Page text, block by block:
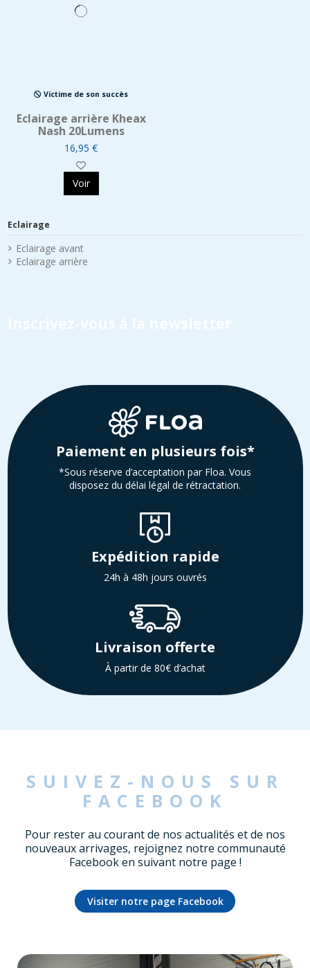
Victime de son succès
Eclairage arrière Kheax
Nash 20Lumens
16,95 €
Voir
Eclairage
Eclairage avant
Eclairage arrière
Inscrivez-vous à la newsletter
Paiement en plusieurs fois*
*Sous réserve d’acceptation par Floa. Vous
disposez du délai légal de rétractation.
Expédition rapide
24h à 48h jours ouvrés
Livraison offerte
À partir de 80€ d’achat
SUIVEZ-NOUS SUR
FACEBOOK
Pour rester au courant de nos actualités et de nos
nouveaux arrivages, rejoignez notre communauté
Facebook en suivant notre page !
Visiter notre page Facebook